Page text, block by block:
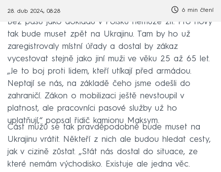
28. dub 2024, 08:28 6 min čtení
Bez pasu jako dokladu v Polsku nemůže žít. Pro nový
tak bude muset zpět na Ukrajinu. Tam by ho už
zaregistrovaly místní úřady a dostal by zákaz
vycestovat stejně jako jiní muži ve věku 25 až 65 let.
„Je to boj proti lidem, kteří utíkají před armádou.
Neptají se nás, na základě čeho jsme odešli do
zahraničí. Zákon o mobilizaci ještě nevstoupil v
platnost, ale pracovníci pasové služby už ho
uplatňují,“ popsal řidič kamionu Maksym.
Část mužů se tak pravděpodobně bude muset na
Ukrajinu vrátit. Někteří z nich ale budou hledat cesty,
jak v cizině zůstat. „Stát nás dostal do situace, ze
které nemám východisko. Existuje ale jedna věc.